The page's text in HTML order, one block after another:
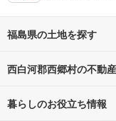
福島県の土地を探す
路線・駅から探す
通勤・通学時間から
西白河郡西郷村の不動
不動産・住宅
暮らしのお役立ち情報